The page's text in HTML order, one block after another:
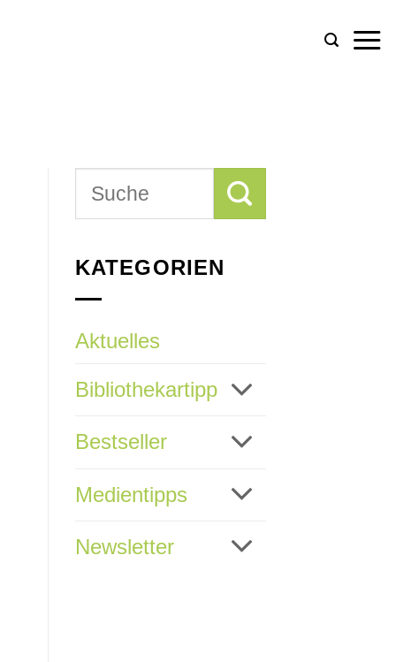
KATEGORIEN
Aktuelles
Bibliothekartipp
Bestseller
Medientipps
Newsletter